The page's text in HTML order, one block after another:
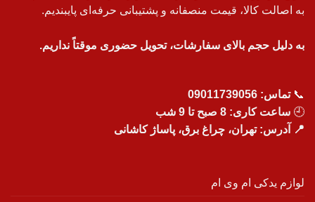
به اصالت کالا، قیمت منصفانه و پشتیبانی حرفه‌ای پایبندیم.
به دلیل حجم بالای سفارشات، تحویل حضوری موقتاً نداریم.
📞تماس: 09011739056
🕘 ساعت کاری: 8 صبح تا 9 شب
📍 آدرس: تهران، چراغ برق، پاساژ کاشانی
لوازم یدکی ام وی ام